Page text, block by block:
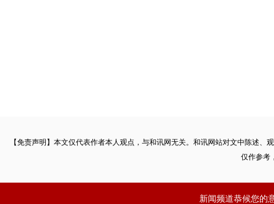
【免责声明】本文仅代表作者本人观点，与和讯网无关。和讯网站对文中陈述
仅作参考
新闻频道恭候您的